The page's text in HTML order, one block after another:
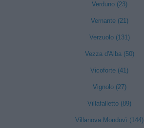
Verduno (23)
Vernante (21)
Verzuolo (131)
Vezza d'Alba (50)
Vicoforte (41)
Vignolo (27)
Villafalletto (89)
Villanova Mondovì (144)